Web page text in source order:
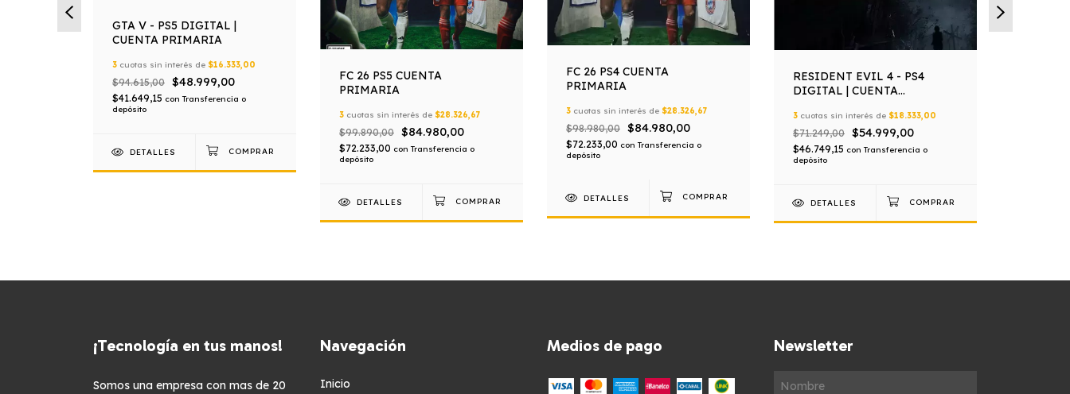
GTA V - PS5 DIGITAL |
CUENTA PRIMARIA
3 cuotas sin interés de $16.333,00
$94.615,00 $48.999,00
$41.649,15 con Transferencia o
depósito
DETALLES
FC 26 PS5 CUENTA
PRIMARIA
3 cuotas sin interés de $28.326,67
$99.890,00 $84.980,00
$72.233,00 con Transferencia o
depósito
DETALLES
FC 26 PS4 CUENTA
PRIMARIA
3 cuotas sin interés de $28.326,67
$98.980,00 $84.980,00
$72.233,00 con Transferencia o
depósito
DETALLES
RESIDENT EVIL 4 - PS4
DIGITAL | CUENTA
3 cuotas sin interés de $18.333,00
$71.249,00 $54.999,00
$46.749,15 con Transferencia o
depósito
DETALLES
¡Tecnología en tus manos!
Somos una empresa con mas de 20
Navegación
Inicio
Medios de pago Newsletter